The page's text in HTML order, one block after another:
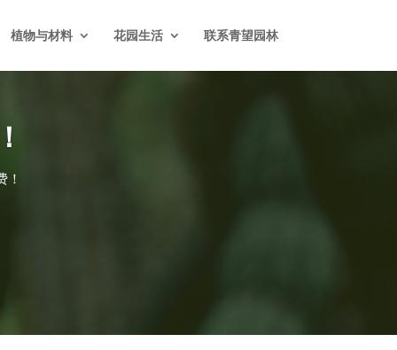
植物与材料 花园生活 联系青望园林
！